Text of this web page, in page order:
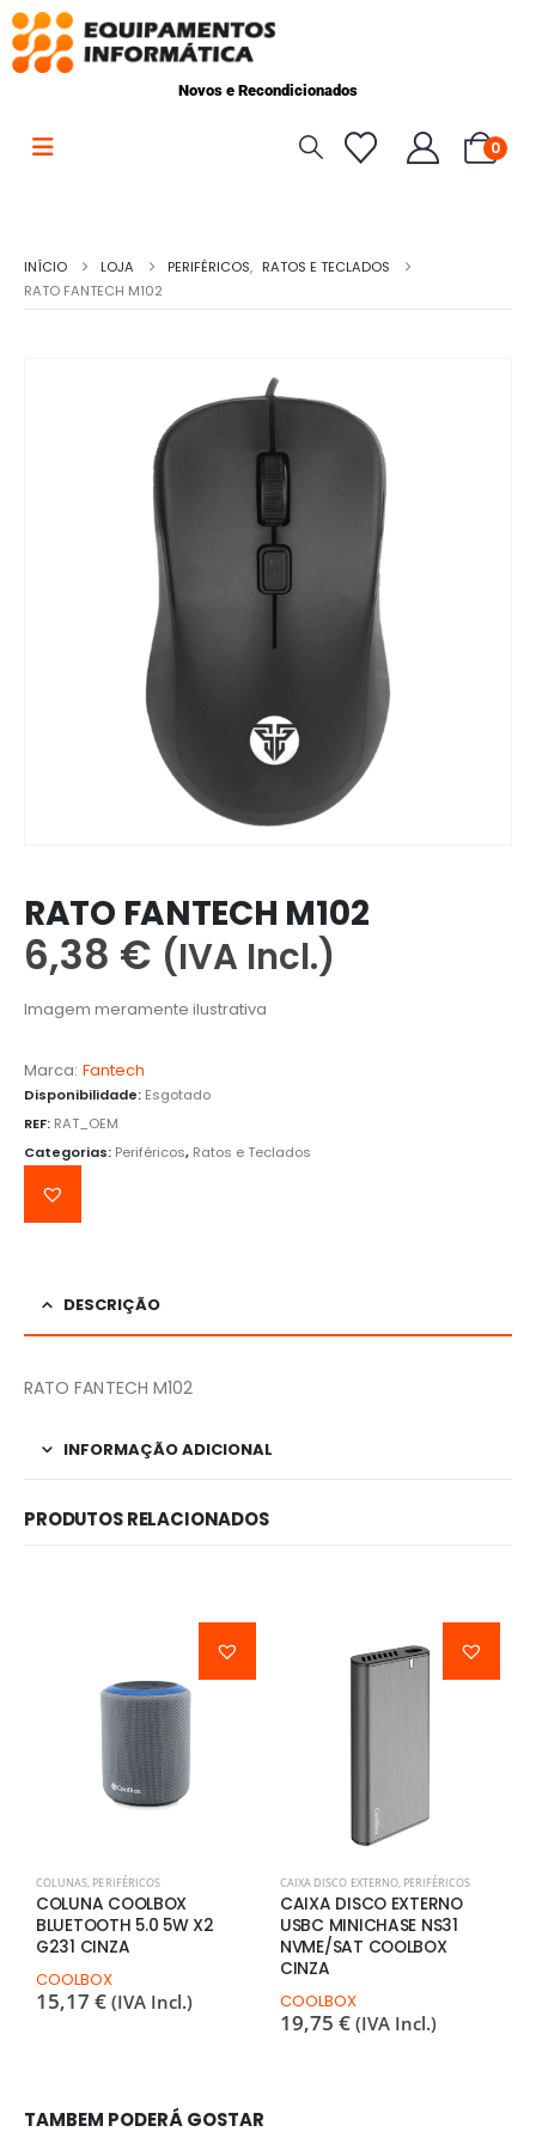
Novos e Recondicionados
0
INÍCIO LOJA PERIFÉRICOS, RATOS E TECLADOS
RATO FANTECH M102
RATO FANTECH M102
6,38 € (IVA Incl.)
Imagem meramente ilustrativa
Marca: Fantech
Disponibilidade: Esgotado
REF: RAT_OEM
Categorias: Periféricos, Ratos e Teclados
DESCRIÇÃO
RATO FANTECH M102
INFORMAÇÃO ADICIONAL
PRODUTOS RELACIONADOS
COLUNAS, PERIFÉRICOS
COLUNA COOLBOX
BLUETOOTH 5.0 5W X2
G231 CINZA
COOLBOX
15,17 € (IVA Incl.)
CAIXA DISCO EXTERNO, PERIFÉRICOS
CAIXA DISCO EXTERNO
USBC MINICHASE NS31
NVME/SAT COOLBOX
CINZA
COOLBOX
19,75 € (IVA Incl.)
TAMBEM PODERÁ GOSTAR